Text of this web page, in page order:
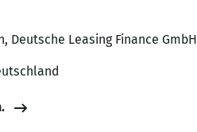
Leasing Finance GmbH